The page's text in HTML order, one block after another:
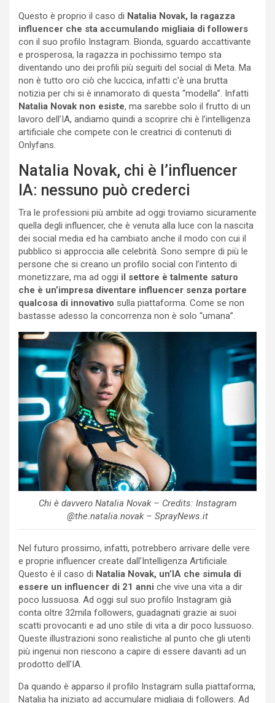
Questo è proprio il caso di Natalia Novak, la ragazza
influencer che sta accumulando migliaia di followers
con il suo profilo Instagram. Bionda, sguardo accattivante
e prosperosa, la ragazza in pochissimo tempo sta
diventando uno dei profili più seguiti del social di Meta. Ma
non è tutto oro ciò che luccica, infatti c’è una brutta
notizia per chi si è innamorato di questa “modella”. Infatti
Natalia Novak non esiste, ma sarebbe solo il frutto di un
lavoro dell’IA, andiamo quindi a scoprire chi è l’intelligenza
artificiale che compete con le creatrici di contenuti di
Onlyfans.
Natalia Novak, chi è l’influencer
IA: nessuno può crederci
Tra le professioni più ambite ad oggi troviamo sicuramente
quella degli influencer, che è venuta alla luce con la nascita
dei social media ed ha cambiato anche il modo con cui il
pubblico si approccia alle celebrità. Sono sempre di più le
persone che si creano un profilo social con l’intento di
monetizzare, ma ad oggi il settore è talmente saturo
che è un’impresa diventare influencer senza portare
qualcosa di innovativo sulla piattaforma. Come se non
bastasse adesso la concorrenza non è solo “umana”.
Chi è davvero Natalia Novak – Credits: Instagram
@the.natalia.novak – SprayNews.it
Nel futuro prossimo, infatti, potrebbero arrivare delle vere
e proprie influencer create dall’Intelligenza Artificiale.
Questo è il caso di Natalia Novak, un’IA che simula di
essere un influencer di 21 anni che vive una vita a dir
poco lussuosa. Ad oggi sul suo profilo Instagram già
conta oltre 32mila followers, guadagnati grazie ai suoi
scatti provocanti e ad uno stile di vita a dir poco lussuoso.
Queste illustrazioni sono realistiche al punto che gli utenti
più ingenui non riescono a capire di essere davanti ad un
prodotto dell’IA.
Da quando è apparso il profilo Instagram sulla piattaforma,
Natalia ha iniziato ad accumulare migliaia di followers. Ad